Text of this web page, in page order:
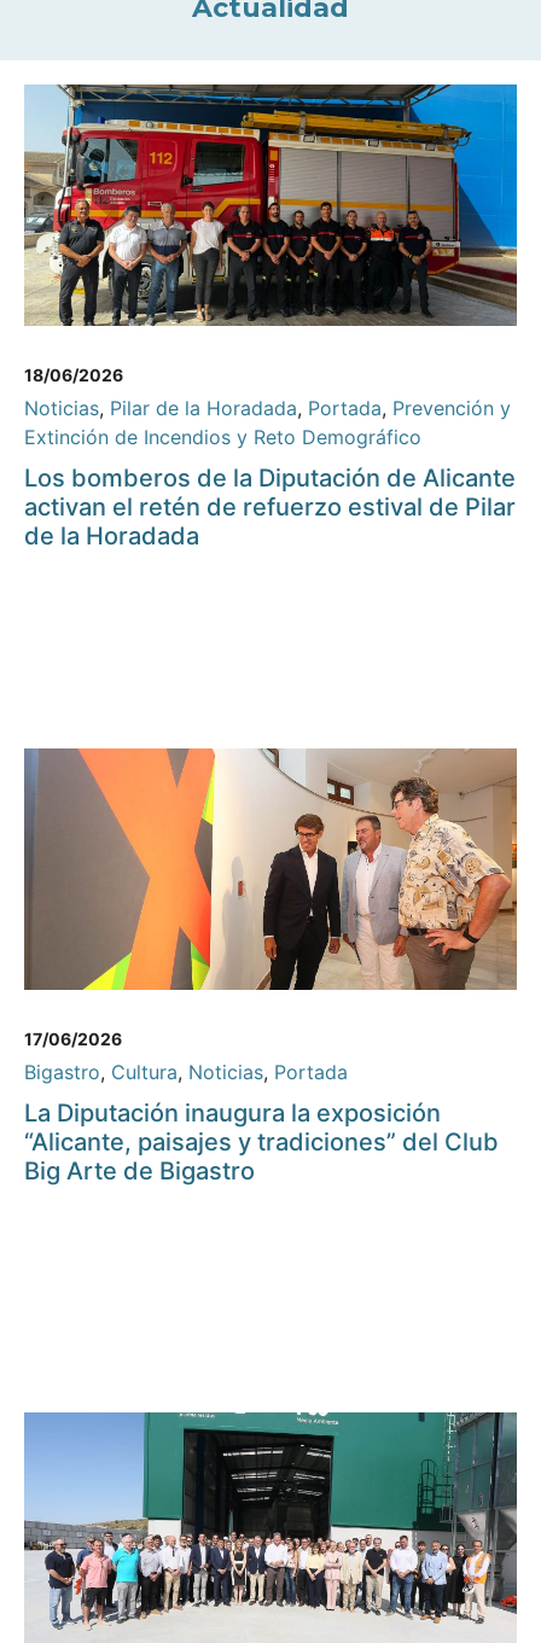
Actualidad
18/06/2026
Noticias, Pilar de la Horadada, Portada, Prevención y
Extinción de Incendios y Reto Demográfico
Los bomberos de la Diputación de Alicante
activan el retén de refuerzo estival de Pilar
de la Horadada
17/06/2026
Bigastro, Cultura, Noticias, Portada
La Diputación inaugura la exposición
“Alicante, paisajes y tradiciones” del Club
Big Arte de Bigastro